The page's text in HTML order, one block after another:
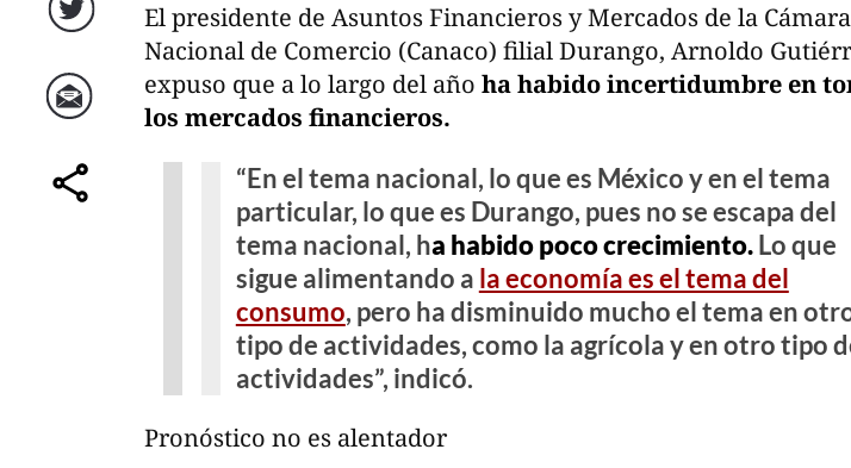
Twitter
Correo
comparte
El presidente de Asuntos Financieros y Mercados de la Cámara
Nacional de Comercio (Canaco) filial Durango, Arnoldo
expuso que a lo largo del año ha habido incertidumbre en
los mercados financieros.
“En el tema nacional, lo que es México y en el tema
particular, lo que es Durango, pues no se escapa del
tema nacional, ha habido poco crecimiento.Lo que
sigue alimentando a la economía es el tema del
consumo, pero ha disminuido mucho el tema en
tipo de actividades, como la agrícola y en otro tipo
actividades”, indicó.
Pronóstico no es alentador